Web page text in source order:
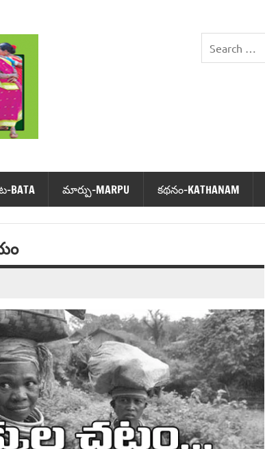
BATA మార్పు-MARPU క‌థ‌నం-KATHANAM